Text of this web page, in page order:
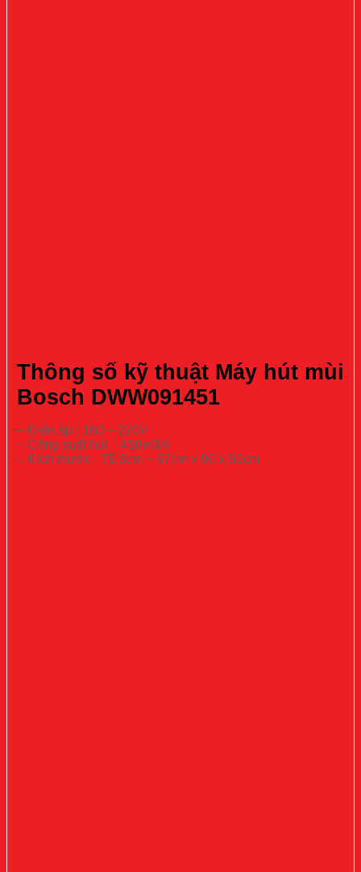
Thông số kỹ thuật Máy hút mùi
Bosch DWW091451
– Điện áp : 160 – 220V
– Công suất hút : 450m3/h
– Kích thước : 79,3cm ~ 97cm x 90 x 50cm